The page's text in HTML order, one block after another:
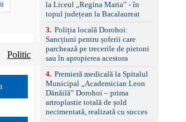
Politic
panoramică, geamuri
spate fumurii Carlig de
remorcare Bonus: -
Covorașe textile montate
pe mașină. -Ofer și un
set de covorașe din
împreună cu un set de
anvelope de iarnă.
la Liceul „Regina Maria” - în
topul județean la Bacalaureat
3. Poliția locală Dorohoi:
Sancțiuni pentru șoferii care
parchează pe trecerile de pietoni
sau în apropierea acestora
4. Premieră medicală la Spitalul
Municipal „Academician Leon
Dănăilă” Dorohoi – prima
artroplastie totală de șold
necimentată, realizată cu succes